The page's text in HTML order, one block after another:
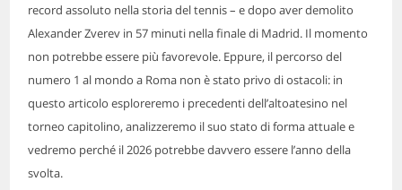
record assoluto nella storia del tennis – e dopo aver demolito
Alexander Zverev in 57 minuti nella finale di Madrid. Il momento
non potrebbe essere più favorevole. Eppure, il percorso del
numero 1 al mondo a Roma non è stato privo di ostacoli: in
questo articolo esploreremo i precedenti dell’altoatesino nel
torneo capitolino, analizzeremo il suo stato di forma attuale e
vedremo perché il 2026 potrebbe davvero essere l’anno della
svolta.